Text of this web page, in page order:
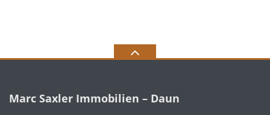
Marc Saxler Immobilien – Daun